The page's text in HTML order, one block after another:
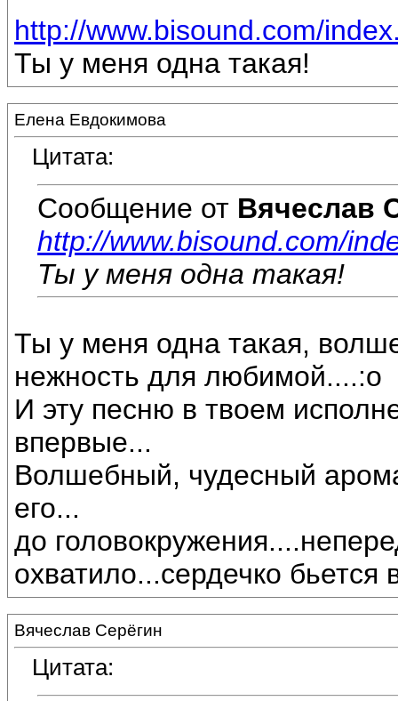
http://www.bisound.com/
Ты у меня одна такая!
Елена Евдокимова
Цитата:
Сообщение от Вячеслав
http://www.bisound.com/
Ты у меня одна такая!
Ты у меня одна такая,
нежность для любимой....:o
И эту песню в твоем
впервые...
Волшебный, чудесный
его...
до
охватило...сердечко
Вячеслав Серёгин
Цитата: